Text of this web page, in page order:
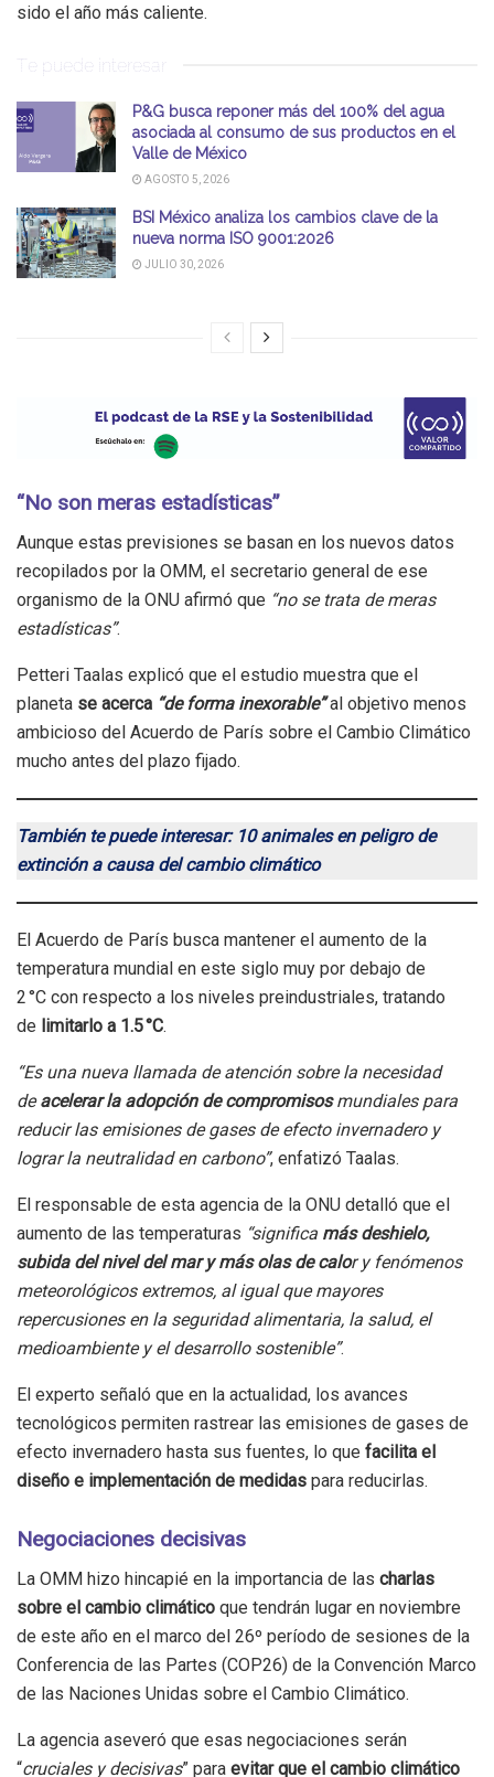
sido el año más caliente.
Te puede interesar
P&G busca reponer más del 100% del agua
asociada al consumo de sus productos en el
Valle de México
AGOSTO 5, 2026
BSI México analiza los cambios clave de la
nueva norma ISO 9001:2026
JULIO 30, 2026
“No son meras estadísticas”
Aunque estas previsiones se basan en los nuevos datos
recopilados por la OMM, el secretario general de ese
organismo de la ONU afirmó que “no se trata de meras
estadísticas”.
Petteri Taalas explicó que el estudio muestra que el
planeta se acerca “de forma inexorable”al objetivo menos
ambicioso del Acuerdo de París sobre el Cambio Climático
mucho antes del plazo fijado.
También te puede interesar: 10 animales en peligro de
extinción a causa del cambio climático
El Acuerdo de París busca mantener el aumento de la
temperatura mundial en este siglo muy por debajo de
2 °C con respecto a los niveles preindustriales, tratando
de limitarlo a 1.5 °C.
“Es una nueva llamada de atención sobre la necesidad
deacelerar la adopción de compromisosmundiales para
reducir las emisiones de gases de efecto invernadero y
lograr la neutralidad en carbono”, enfatizó Taalas.
El responsable de esta agencia de la ONU detalló que el
aumento de las temperaturas “significa más deshielo,
subida del nivel del mar y más olas de calor y fenómenos
meteorológicos extremos, al igual que mayores
repercusiones en la seguridad alimentaria, la salud, el
medioambiente y el desarrollo sostenible”.
El experto señaló que en la actualidad, los avances
tecnológicos permiten rastrear las emisiones de gases de
efecto invernadero hasta sus fuentes, lo que facilita el
diseño e implementación de medidas para reducirlas.
Negociaciones decisivas
La OMM hizo hincapié en la importancia de las charlas
sobre el cambio climático que tendrán lugar en noviembre
de este año en el marco del 26º período de sesiones de la
Conferencia de las Partes (COP26) de la Convención Marco
de las Naciones Unidas sobre el Cambio Climático.
La agencia aseveró que esas negociaciones serán
“cruciales y decisivas” para evitar que el cambio climático